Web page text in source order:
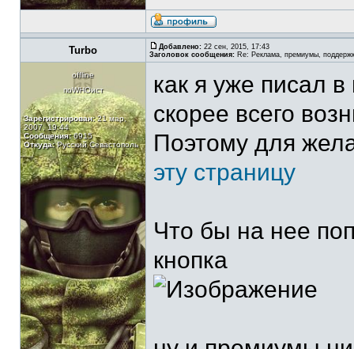
Turbo Добавлено: 22 сен, 2015, 17:43
Заголовок сообщения: Re: Реклама, премиумы,
offline
поWHOист
Зарегистрирован:21 мар,
2007, 19:44
Сообщения:6915
Откуда:Русский Севастополь
как я уже писал
скорее всего
Поэтому для
эту страницу
Что бы на нее
кнопка